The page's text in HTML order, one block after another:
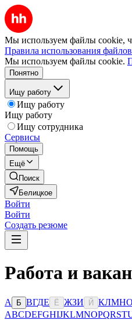
Мы используем файлы cookie,
Правила использования
Мы используем файлы cookie.
Понятно
Ищу работу
Ищу работу
Ищу работу
Ищу сотрудника
Сервисы
Помощь
Ещё
Поиск
Белицкое
Войти
Войти
Создать резюме
Работа и
А Б ВГДЕ Ё ЖЗИ Й КЛМНО
ABCDEFGHIJKLMNOPQRST